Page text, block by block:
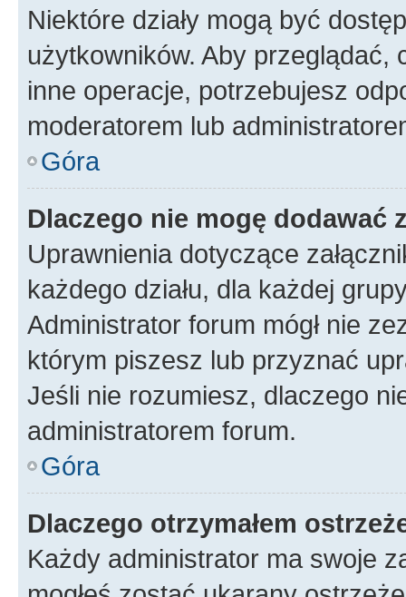
Niektóre działy mogą być
użytkowników. Aby
inne operacje, potrzebujesz
moderatorem lub
Góra
Dlaczego nie mogę dodawać
Uprawnienia dotyczące
każdego działu, dla każdej
Administrator forum mógł nie
którym piszesz lub przyznać
Jeśli nie rozumiesz, dlaczego
administratorem forum.
Góra
Dlaczego otrzymałem
Każdy administrator ma swoje